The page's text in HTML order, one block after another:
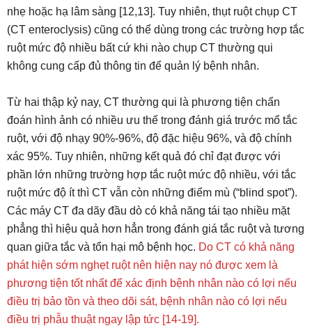
nhẹ hoặc hạ lâm sàng [12,13]. Tuy nhiên, thụt ruột chụp CT
(CT enteroclysis) cũng có thể dùng trong các trường hợp tắc
ruột mức độ nhiều bất cứ khi nào chụp CT thường qui
không cung cấp đủ thông tin để quản lý bệnh nhân.
Từ hai thập kỷ nay, CT thường qui là phương tiện chẩn
đoán hình ảnh có nhiều ưu thế trong đánh giá trước mổ tắc
ruột, với độ nhạy 90%-96%, độ đặc hiệu 96%, và độ chính
xác 95%. Tuy nhiên, những kết quả đó chỉ đạt được với
phần lớn những trường hợp tắc ruột mức độ nhiều, với tắc
ruột mức độ ít thì CT vẫn còn những điểm mù (“blind spot”).
Các máy CT đa dãy đầu dò có khả năng tái tạo nhiều mặt
phẳng thì hiệu quả hơn hẳn trong đánh giá tắc ruột và tương
quan giữa tắc và tổn hại mô bệnh học. Do CT có khả năng
phát hiện sớm nghẹt ruột nên hiện nay nó được xem là
phương tiện tốt nhất để xác định bệnh nhân nào có lợi nếu
điều trị bảo tồn và theo dõi sát, bệnh nhân nào có lợi nếu
điều trị phẫu thuật ngay lập tức [14-19].